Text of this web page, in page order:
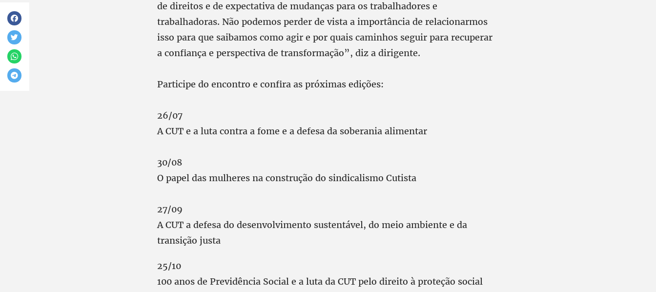
de direitos e de expectativa de mudanças para os trabalhadores e
trabalhadoras. Não podemos perder de vista a importância de relacionarmos
isso para que saibamos como agir e por quais caminhos seguir para recuperar
a confiança e perspectiva de transformação”, diz a dirigente.
Participe do encontro e confira as próximas edições:
26/07
A CUT e a luta contra a fome e a defesa da soberania alimentar
30/08
O papel das mulheres na construção do sindicalismo Cutista
27/09
A CUT a defesa do desenvolvimento sustentável, do meio ambiente e da
transição justa
25/10
100 anos de Previdência Social e a luta da CUT pelo direito à proteção social